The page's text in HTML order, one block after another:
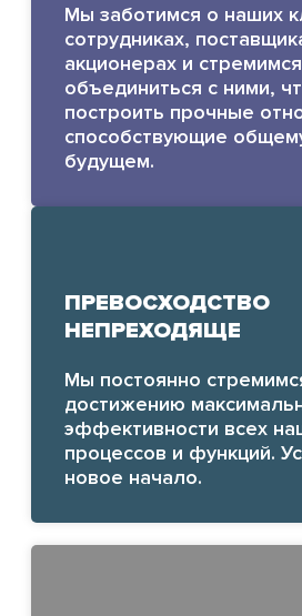
Мы заботимся о наших
сотрудниках,
акционерах и стремимся
объединиться с ними,
построить прочные
способствующие
будущем.
ПРЕВОСХОДСТВО
НЕПРЕХОДЯЩЕ
Мы постоянно
достижению
эффективности всех
процессов и функций.
новое начало.